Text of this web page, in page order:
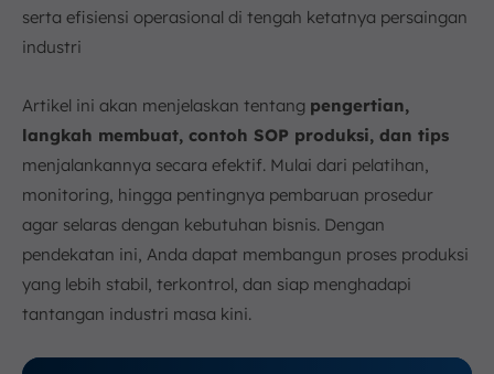
serta efisiensi operasional di tengah ketatnya persaingan
industri
Artikel ini akan menjelaskan tentang pengertian,
langkah membuat, contoh SOP produksi, dan tips
menjalankannya secara efektif. Mulai dari pelatihan,
monitoring, hingga pentingnya pembaruan prosedur
agar selaras dengan kebutuhan bisnis. Dengan
pendekatan ini, Anda dapat membangun proses produksi
yang lebih stabil, terkontrol, dan siap menghadapi
tantangan industri masa kini.